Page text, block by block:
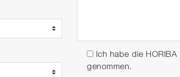
Ich habe die HORIBA
genommen.